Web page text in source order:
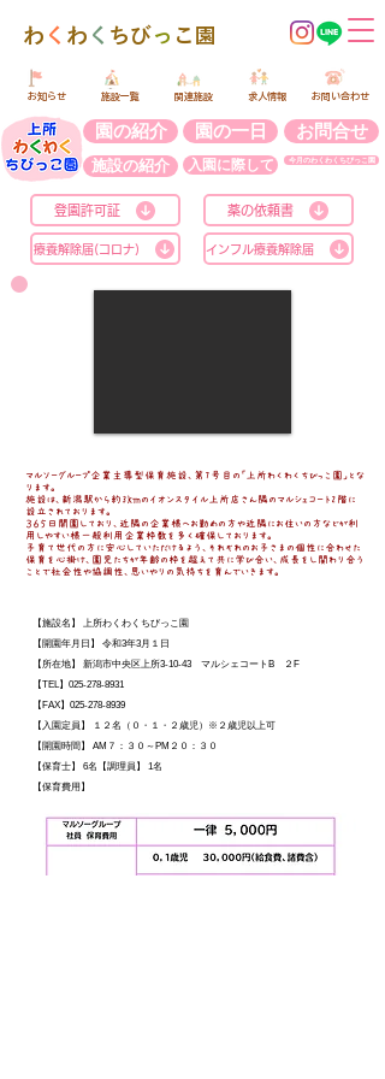
​わ く わ く ちびっ こ園
​お知らせ ​施設一覧 ​関連施設 ​求人情報 ​お問い合わせ
園の紹介 園の一日 お問合せ
施設の紹介 入園に際して 今月のわくわくちびっこ園
登園許可証
療養解除届(コロナ)
薬の依頼書
インフル療養解除届
マルソーグループ企業主導型保育施設、第7号目の「上所わくわくちびっこ園」とな
ります。
施設は、新潟駅から約3ｋｍの イオンスタイル上所店さん隣のマルシェコート 2階に
設立されております。
​３６５日開園しており、近隣の企業様へお勤めの方や近隣にお住いの方などが利
用しやすい様一般利用企業枠数を多く確保しております。
子育て世代の方に安心していただけるよう、それぞれのお子さまの個性に合わせた
保育を心掛け​、園児たちが年齢の枠を超えて共に学び合い、成長をし関わり合う
ことで社会性や協調性、思いやりの気持ちを育んでいきます。
【施設名】 上所わくわくちびっこ園
【開園年月日】 令和3年3月１日
【所在地】 新潟市中央区上所3-10-43 マルシェコートB ２F
【TEL】025-278-8931
【FAX】025-278-8939
【入園定員】 １２名（０・１・２歳児）※２歳児以上可
【開園時間】 AM７：３０～PM２０：３０
【保育士】 6名
【調理員】 1名
【保育費用】